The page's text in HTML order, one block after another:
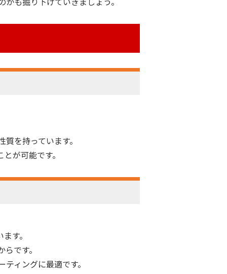
を持っています。
が可能です。
す。
です。
ィングに最適です。